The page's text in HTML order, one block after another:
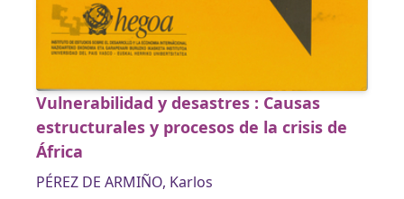
Vulnerabilidad y desastres : Causas
estructurales y procesos de la crisis de
África
PÉREZ DE ARMIÑO, Karlos